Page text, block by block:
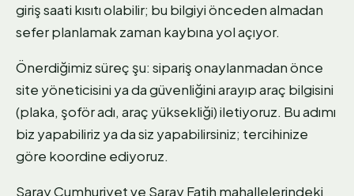
giriş saati kısıtı olabilir; bu bilgiyi önceden almadan
sefer planlamak zaman kaybına yol açıyor.
Önerdiğimiz süreç şu: sipariş onaylanmadan önce
site yöneticisini ya da güvenliğini arayıp araç bilgisini
(plaka, şoför adı, araç yüksekliği) iletiyoruz. Bu adımı
biz yapabiliriz ya da siz yapabilirsiniz; tercihinize
göre koordine ediyoruz.
Saray Cumhuriyet ve Saray Fatih mahallelerindeki